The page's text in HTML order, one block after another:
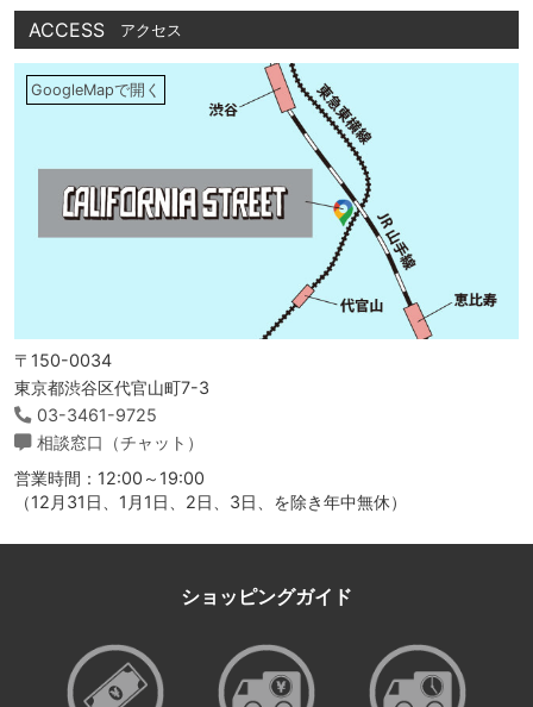
ACCESS アクセス
GoogleMapで開く
〒150-0034
東京都渋谷区代官山町7-3
03-3461-9725
相談窓口（チャット）
営業時間：12:00～19:00
（12月31日、1月1日、2日、3日、を除き年中無休）
ショッピングガイド